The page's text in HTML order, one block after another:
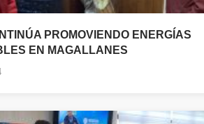
PROMOVIENDO ENERGÍAS
EN MAGALLANES